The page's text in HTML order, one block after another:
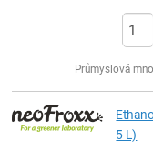
Průmyslová
5 L)